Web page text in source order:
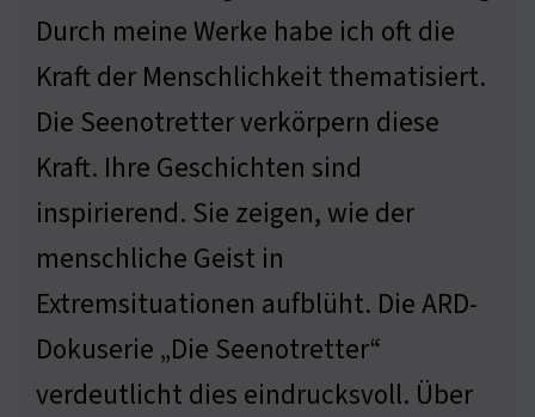
Durch meine Werke habe ich oft die
Kraft der Menschlichkeit thematisiert.
Die Seenotretter verkörpern diese
Kraft. Ihre Geschichten sind
inspirierend. Sie zeigen, wie der
menschliche Geist in
Extremsituationen aufblüht. Die ARD-
Dokuserie „Die Seenotretter“
verdeutlicht dies eindrucksvoll. Über